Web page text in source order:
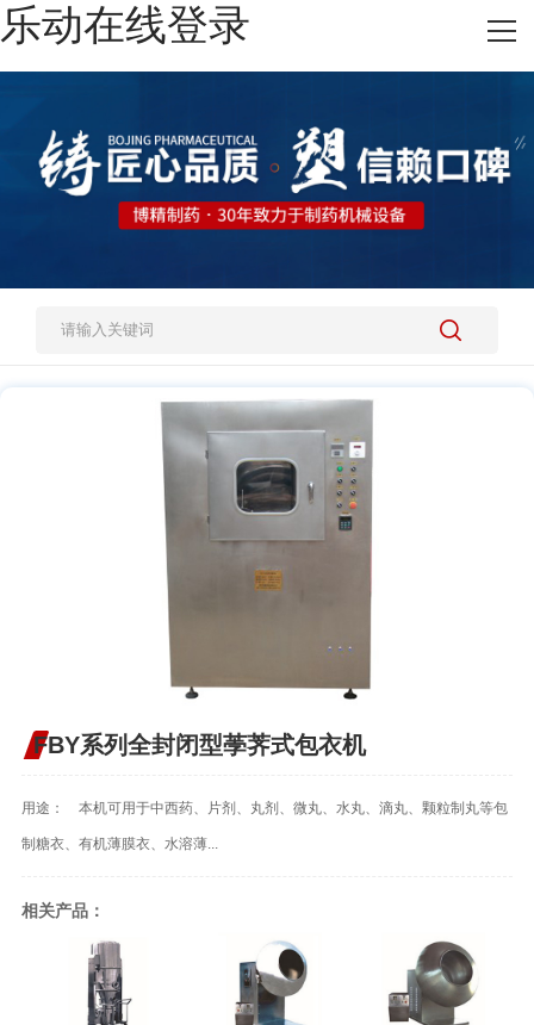
乐动在线登录
网站乐动在线登录
施工案例
人才招聘
FBY系列全封闭型荸荠式包衣机
用途： 本机可用于中西药、片剂、丸剂、微丸、水丸、滴丸、颗粒制丸等包
制糖衣、有机薄膜衣、水溶薄...
相关产品：